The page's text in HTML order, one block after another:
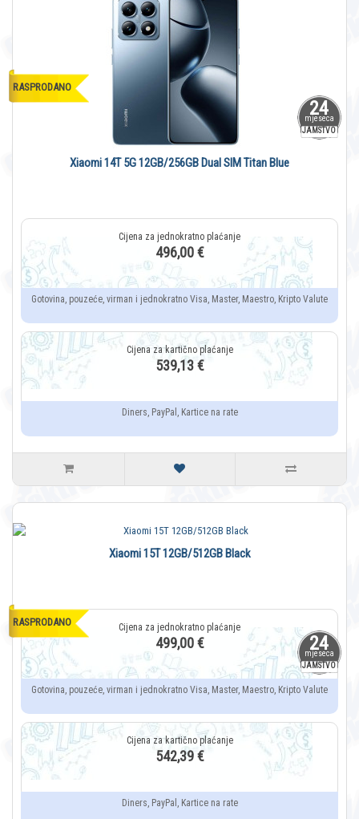
24
mjeseca
JAMSTVO
RASPRODANO
Xiaomi 14T 5G 12GB/256GB Dual SIM Titan Blue
496,00 €
Gotovina, pouzeće, virman i jednokratno Visa, Master, Maestro, Kripto Valute
539,13 €
Diners, PayPal, Kartice na rate
24
mjeseca
JAMSTVO
RASPRODANO
Xiaomi 15T 12GB/512GB Black
499,00 €
Gotovina, pouzeće, virman i jednokratno Visa, Master, Maestro, Kripto Valute
542,39 €
Diners, PayPal, Kartice na rate